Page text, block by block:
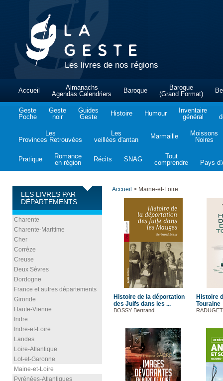
Les livres de nos régions
Accueil
Almanachs
Agendas Calendriers
Baroque
Baroque
(Grand Format)
Geste
Poche
Geste
noir
Guides
Geste
Histoire Humour
Inventaire
général
Les
Provinces Retrouvées
Les
veillées d'antan
Marmaille
Moissons
Noires
Pratique
Romance
en région
Récits SNAG
Tout
comprendre
Pays
LES LIVRES PAR
DÉPARTEMENTS
Charente
Charente-Maritime
Cher
Corrèze
Creuse
Deux Sèvres
Dordogne
France et autres départements
Gironde
Haute-Vienne
Indre
Indre-et-Loire
Landes
Loire-Atlantique
Lot-et-Garonne
Maine-et-Loire
Pyrénées-Atlantiques
Accueil > Maine-et-Loire
Histoire de la déportation
des Juifs dans les ...
BOSSY Bertrand
Histoire
Touraine